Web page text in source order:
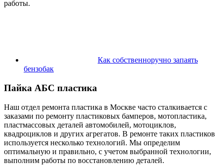
работы.
Как собственноручно запаять
бензобак
Пайка АБС пластика
Наш отдел ремонта пластика в Москве часто сталкивается с
заказами по ремонту пластиковых бамперов, мотопластика,
пластмассовых деталей автомобилей, мотоциклов,
квадроциклов и других агрегатов. В ремонте таких пластиков
используется несколько технологий. Мы определим
оптимальную и правильно, с учетом выбранной технологии,
выполним работы по восстановлению деталей.